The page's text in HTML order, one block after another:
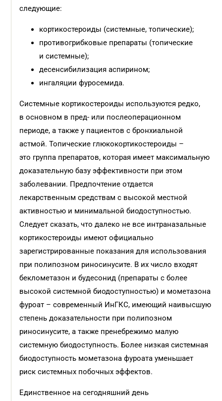
следующие:
кортикостероиды (системные, топические);
противогрибковые препараты (топические
и системные);
десенсибилизация аспирином;
ингаляции фуросемида.
Системные кортикостероиды используются редко,
в основном в пред- или послеоперационном
периоде, а также у пациентов с бронхиальной
астмой. Топические глюкокортикостероиды –
это группа препаратов, которая имеет максимальную
доказательную базу эффективности при этом
заболевании. Предпочтение отдается
лекарственным средствам с высокой местной
активностью и минимальной биодоступностью.
Следует сказать, что далеко не все интраназальные
кортикостероиды имеют официально
зарегистрированные показания для использования
при полипозном риносинусите. В их число входят
беклометазон и будесонид (препараты с более
высокой системной биодоступностью) и мометазона
фуроат – современный ИнГКС, имеющий наивысшую
степень доказательности при полипозном
риносинусите, а также пренебрежимо малую
системную биодоступность. Более низкая системная
биодоступность мометазона фуроата уменьшает
риск системных побочных эффектов.
Единственное на сегодняшний день